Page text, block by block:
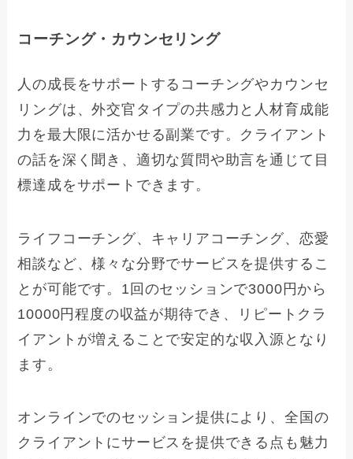
コーチング・カウンセリング
人の成長をサポートするコーチングやカウンセ
リングは、外交官タイプの共感力と人材育成能
力を最大限に活かせる副業です。クライアント
の話を深く聞き、適切な質問や助言を通じて目
標達成をサポートできます。
ライフコーチング、キャリアコーチング、恋愛
相談など、様々な分野でサービスを提供するこ
とが可能です。1回のセッションで3000円から
10000円程度の収益が期待でき、リピートクラ
イアントが増えることで安定的な収入源となり
ます。
オンラインでのセッション提供により、全国の
クライアントにサービスを提供できる点も魅力